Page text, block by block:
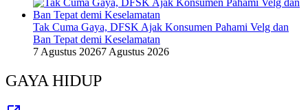
Tak Cuma Gaya, DFSK Ajak Konsumen Pahami Velg dan
Ban Tepat demi Keselamatan
7 Agustus 20267 Agustus 2026
GAYA HIDUP